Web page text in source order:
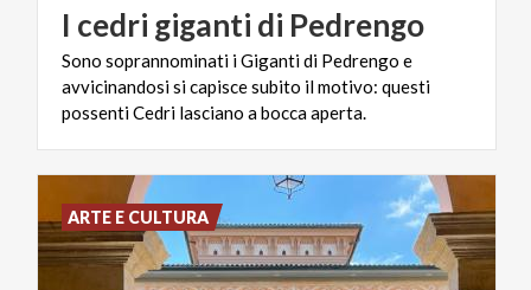
I cedri giganti di Pedrengo
Sono soprannominati i Giganti di Pedrengo e
avvicinandosi si capisce subito il motivo: questi
possenti Cedri lasciano a bocca aperta.
ARTE E CULTURA